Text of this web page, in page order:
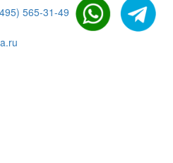
565-31-49